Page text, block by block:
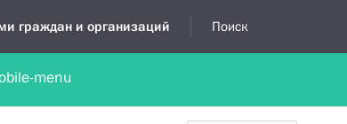
граждан и организаций Поиск
в устной форме
menu